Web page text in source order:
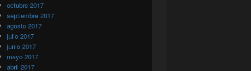
octubre 2017
septiembre 2017
agosto 2017
julio 2017
junio 2017
mayo 2017
abril 2017